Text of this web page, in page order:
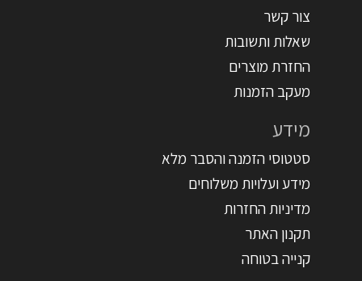
צור קשר
שאלות ותשובות
החזרת מוצרים
מעקב הזמנות
מידע
סטטוסי הזמנה והסבר מלא
מידע ועלויות משלוחים
מדיניות החזרות
תקנון האתר
קנייה בטוחה